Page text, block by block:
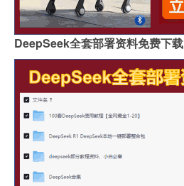
DeepSeek全套部署资料免费下载